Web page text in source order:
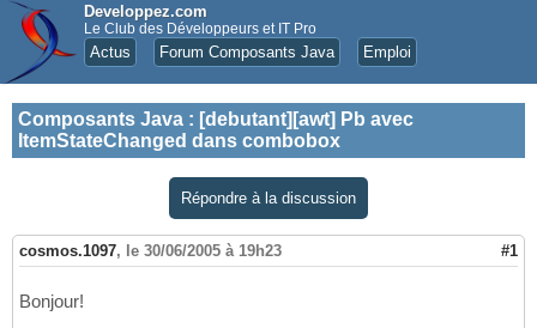
Developpez.com
Le Club des Développeurs et IT Pro
Actus Forum Composants Java Emploi
Composants Java : [debutant][awt] Pb avec
ItemStateChanged dans combobox
Répondre à la discussion
cosmos.1097, le 30/06/2005 à 19h23 #1
Bonjour!